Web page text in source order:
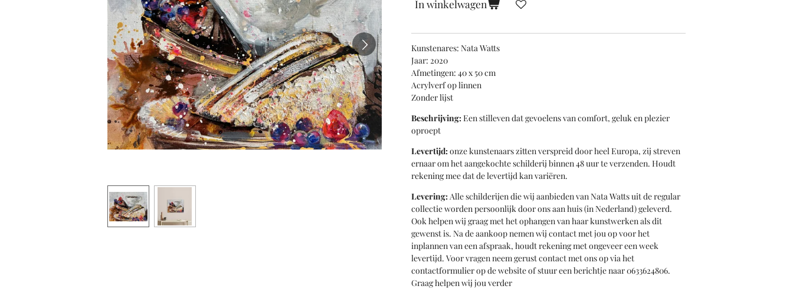
In winkelwagen
Kunstenares: Nata Watts
Jaar: 2020
Afmetingen: 40 x 50 cm
Acrylverf op linnen
Zonder lijst
Beschrijving:Een stilleven dat gevoelens van comfort, geluk en plezier
oproept
Levertijd:onze kunstenaars zitten verspreid door heel Europa, zij streven
ernaar om het aangekochte schilderij binnen 48 uur te verzenden. Houdt
rekening mee dat de levertijd kan variëren.
Levering:Alle schilderijen die wij aanbieden van Nata Watts uit de regular
collectie worden persoonlijk door ons aan huis (in Nederland) geleverd.
Ook helpen wij graag met het ophangen van haar kunstwerken als dit
gewenst is. Na de aankoop nemen wij contact met jou op voor het
inplannen van een afspraak, houdt rekening met ongeveer een week
levertijd. Voor vragen neem gerust contact met ons op via het
contactformulier op de website of stuur een berichtje naar 0633624806.
Graag helpen wij jou verder